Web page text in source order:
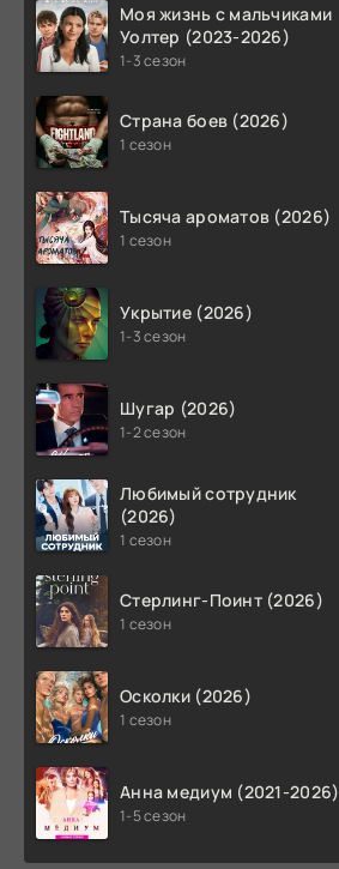
Моя жизнь с мальчиками
Уолтер (2023-2026)
1-3 сезон
Страна боев (2026)
1 сезон
Тысяча ароматов (2026)
1 сезон
Укрытие (2026)
1-3 сезон
Шугар (2026)
1-2 сезон
Любимый сотрудник
(2026)
1 сезон
Стерлинг-Поинт (2026)
1 сезон
Осколки (2026)
1 сезон
Анна медиум (2021-2026)
1-5 сезон